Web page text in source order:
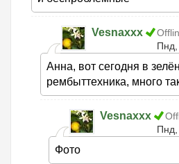
Vesnaxxx
Анна, вот сегодня в
рембыттехника, много
Vesnaxxx
Пнд,
Фото